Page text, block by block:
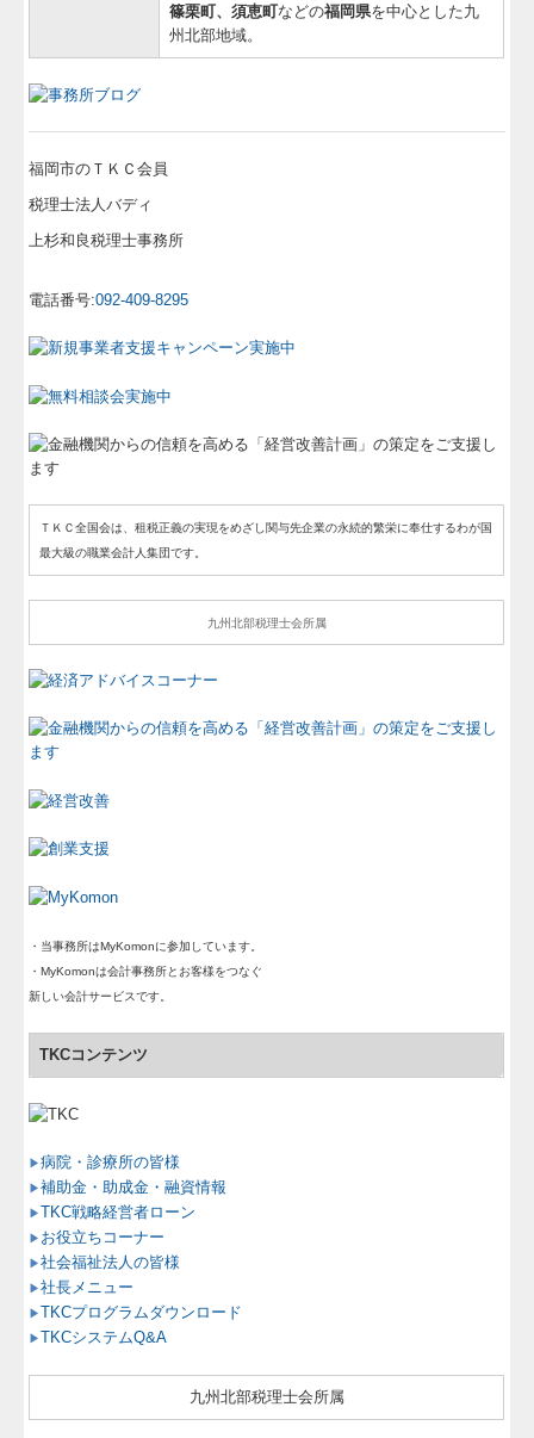
篠栗町、須恵町などの福岡県を中心とした九
州北部地域。
福岡市のＴＫＣ会員
税理士法人バディ
上杉和良税理士事務所
電話番号:092-409-8295
ＴＫＣ全国会は、租税正義の実現をめざし関与先企業の永続的繁栄に奉仕するわが国
最大級の職業会計人集団です。
九州北部税理士会所属
・当事務所はMyKomonに参加しています。
・MyKomonは会計事務所とお客様をつなぐ
新しい会計サービスです。
TKCコンテンツ
▶病院・診療所の皆様
▶補助金・助成金・融資情報
▶TKC戦略経営者ローン
▶ お役立ちコーナー
▶社会福祉法人の皆様
▶社長メニュー
▶TKCプログラムダウンロード
▶TKCシステムQ&A
九州北部税理士会所属